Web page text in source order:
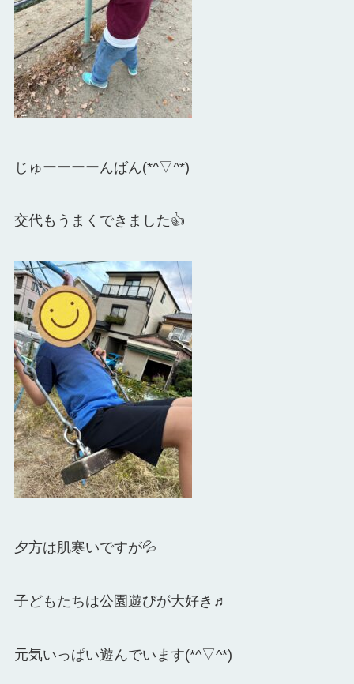
じゅーーーーんばん(*^▽^*)
交代もうまくできました👍
夕方は肌寒いですが💦
子どもたちは公園遊びが大好き♬
元気いっぱい遊んでいます(*^▽^*)